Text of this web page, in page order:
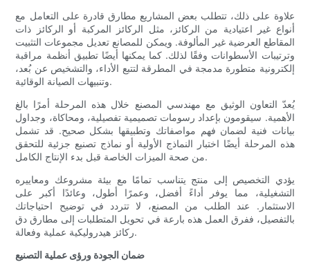
علاوة على ذلك، تتطلب بعض المشاريع مطارق قادرة على التعامل مع
أنواع غير اعتيادية من الركائز، مثل الركائز المركبة أو الركائز ذات
المقاطع العرضية غير المألوفة. ويمكن للمصانع تعديل مجموعات التثبيت
وترتيبات الأسطوانات وفقًا لذلك. كما يمكنها أيضًا تطبيق أنظمة مراقبة
إلكترونية متطورة مدمجة في المطرقة لتتبع الأداء، والتشخيص عن بُعد،
وتنبيهات الصيانة الوقائية.
يُعدّ التعاون الوثيق مع مهندسي المصنع خلال هذه المرحلة أمرًا بالغ
الأهمية. سيقومون بإعداد رسومات تصميمية تفصيلية، ومحاكاة، وجداول
بيانات فنية لضمان فهم مواصفاتك وتطبيقها بشكل صحيح. قد تشمل
هذه المرحلة أيضًا اختبار النماذج الأولية أو نماذج تصنيع جزئية للتحقق
من صحة الميزات الخاصة قبل بدء الإنتاج الكامل.
يؤدي التخصيص إلى منتج يتناسب تمامًا مع بيئة مشروعك ومعاييره
التشغيلية، مما يوفر أداءً أفضل، وعمرًا أطول، وعائدًا أكبر على
الاستثمار. عند الطلب من المصنع، لا تتردد في توضيح احتياجاتك
بالتفصيل، ففرق العمل هذه بارعة في تحويل المتطلبات إلى مطارق دق
ركائز هيدروليكية عملية وفعالة.
ضمان الجودة ورؤى عملية التصنيع